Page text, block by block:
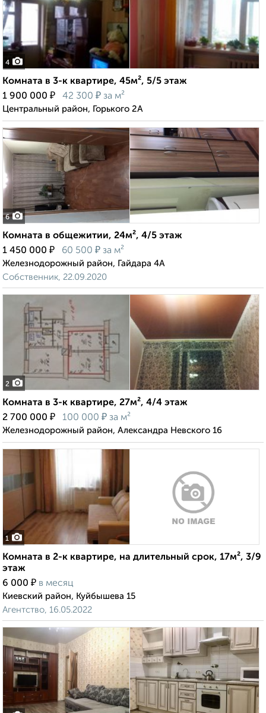
4
Комната в 3-к квартире, 45м², 5/5 этаж
1 900 000 ₽ 42 300 ₽ за м²
Центральный район, Горького 2А
6
Комната в общежитии, 24м², 4/5 этаж
1 450 000 ₽ 60 500 ₽ за м²
Железнодорожный район, Гайдара 4А
Собственник, 22.09.2020
2
Комната в 3-к квартире, 27м², 4/4 этаж
2 700 000 ₽ 100 000 ₽ за м²
Железнодорожный район, Александра Невского 16
1
Комната в 2-к квартире, на длительный срок, 17м², 3/9
этаж
6 000 ₽ в месяц
Киевский район, Куйбышева 15
Агентство, 16.05.2022